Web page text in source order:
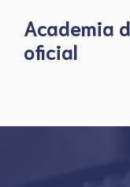
content
Academia
oficial